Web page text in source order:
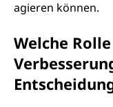
agieren können.
Welche